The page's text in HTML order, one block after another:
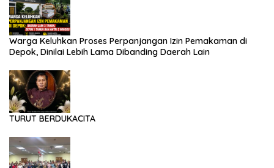
Warga Keluhkan Proses Perpanjangan Izin Pemakaman di
Depok, Dinilai Lebih Lama Dibanding Daerah Lain
TURUT BERDUKACITA